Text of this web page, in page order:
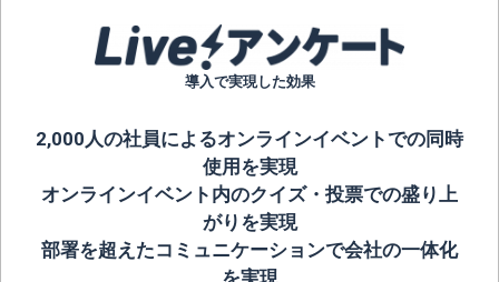
導入で実現した効果
2,000人の社員によるオンラインイベントでの同時
使用を実現
オンラインイベント内のクイズ・投票での盛り上
がりを実現
部署を超えたコミュニケーションで会社の一体化
を実現